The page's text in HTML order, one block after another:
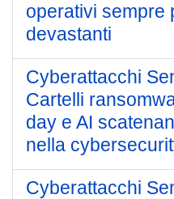
operativi sempre
devastanti
Cyberattacchi
Cartelli
day e AI
nella
Cyberattacchi